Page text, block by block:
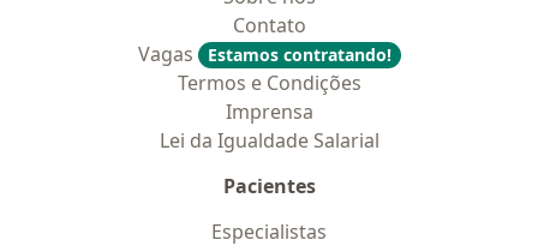
Contato
Vagas
Estamos contratando!
Termos e Condições
Imprensa
Lei da Igualdade Salarial
Pacientes
Especialistas